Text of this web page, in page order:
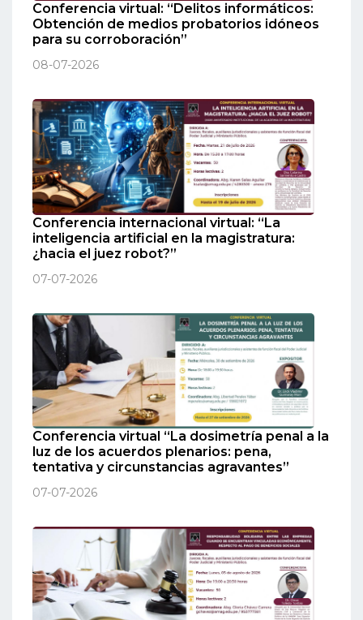
Conferencia virtual: “Delitos informáticos:
Obtención de medios probatorios idóneos
para su corroboración”
08-07-2026
Conferencia internacional virtual: “La
inteligencia artificial en la magistratura:
¿hacia el juez robot?”
07-07-2026
Conferencia virtual “La dosimetría penal a la
luz de los acuerdos plenarios: pena,
tentativa y circunstancias agravantes”
07-07-2026